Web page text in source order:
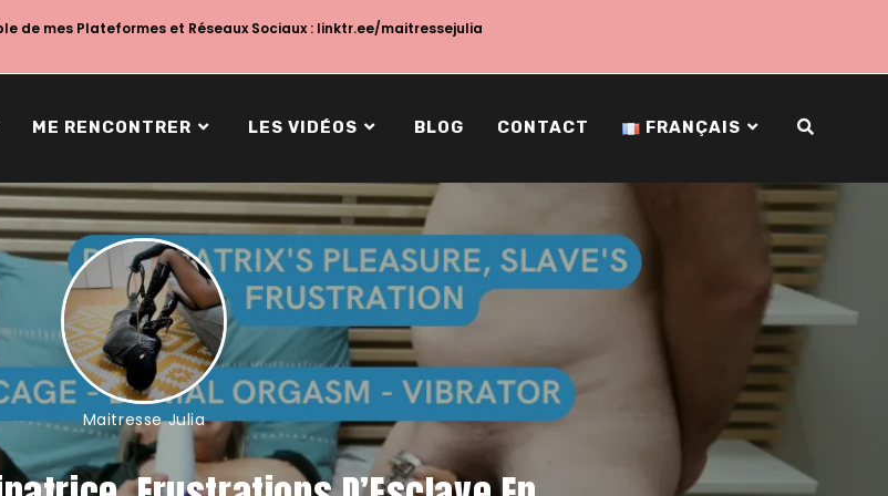
de mes Plateformes et Réseaux Sociaux : linktr.ee/maitressejulia
ME RENCONTRER LES VIDÉOS BLOG CONTACT FRANÇAIS
Maitresse Julia